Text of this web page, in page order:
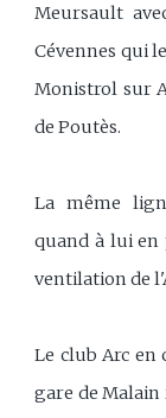
Meursault
Cévennes qui
Monistrol sur
de Poutès.
La même
quand à lui en
ventilation de
Le club Arc en
gare de Malain